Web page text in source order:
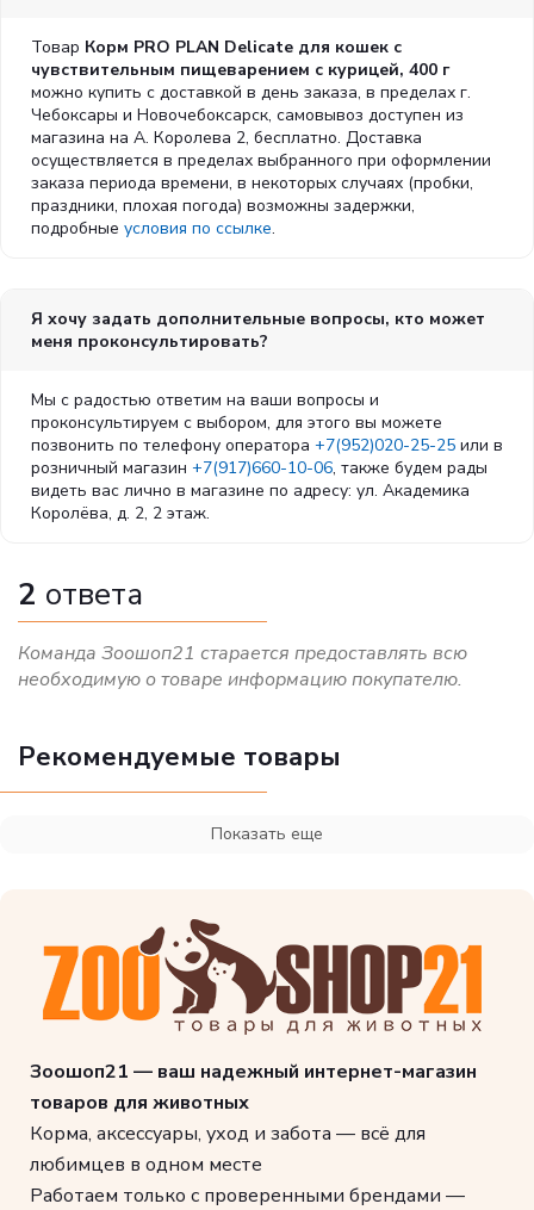
Белок: 40.0%, содержание жира: 18.0%, сырая зола: 7.5%,
сырая клетчатка: 1.5%, аргинин: 2.3%, Омега-3 жирные
кислоты: 0.5%.
Товар Корм PRO PLAN Delicate для кошек с
чувствительным пищеварением с курицей, 400 г
можно купить с доставкой в день заказа, в пределах г.
Чебоксары и Новочебоксарск, самовывоз доступен из
магазина на А. Королева 2, бесплатно. Доставка
осуществляется в пределах выбранного при оформлении
заказа периода времени, в некоторых случаях (пробки,
праздники, плохая погода) возможны задержки,
подробные условия по ссылке.
Я хочу задать дополнительные вопросы, кто может
меня проконсультировать?
Мы с радостью ответим на ваши вопросы и
проконсультируем с выбором, для этого вы можете
позвонить по телефону оператора +7(952)020-25-25 или в
розничный магазин +7(917)660-10-06, также будем рады
видеть вас лично в магазине по адресу: ул. Академика
Королёва, д. 2, 2 этаж.
2 ответа
Команда Зоошоп21 старается предоставлять всю
необходимую о товаре информацию покупателю.
Рекомендуемые товары
Показать еще
Зоошоп21 — ваш надежный интернет-магазин
товаров для животных
Корма, аксессуары, уход и забота — всё для
любимцев в одном месте
Работаем только с проверенными брендами —